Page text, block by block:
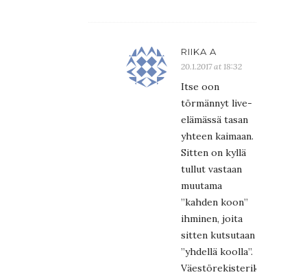
RIIKA A
20.1.2017 at 18:32
Itse oon
törmännyt live-
elämässä tasan
yhteen kaimaan.
Sitten on kyllä
tullut vastaan
muutama
”kahden koon”
ihminen, joita
sitten kutsutaan
”yhdellä koolla”.
Väestörekisterikeskuksen